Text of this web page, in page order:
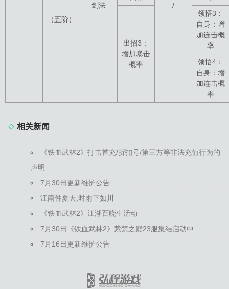
（五阶）
剑法 /
出招3：
增加暴击
概率
领悟3：
自身：增
加连击概
率
领悟4：
自身：增
加连击概
率
相关新闻
《铁血武林2》打击首充/折扣号/第三方等非法充值行为的
声明
7月30日更新维护公告
江南仲夏天,时雨下如川
《铁血武林2》江湖百晓生活动
7月30日《铁血武林2》紫禁之巅23服集结启动中
7月16日更新维护公告